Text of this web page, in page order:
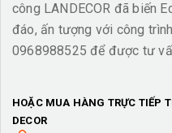
công LANDECOR đã biến
đáo, ấn tượng với công
0968988525 để được tư
HOẶC MUA HÀNG TRỰC TIẾP
DECOR